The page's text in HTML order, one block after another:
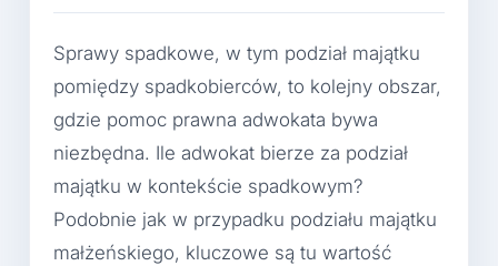
Sprawy spadkowe, w tym podział majątku
pomiędzy spadkobierców, to kolejny obszar,
gdzie pomoc prawna adwokata bywa
niezbędna. Ile adwokat bierze za podział
majątku w kontekście spadkowym?
Podobnie jak w przypadku podziału majątku
małżeńskiego, kluczowe są tu wartość